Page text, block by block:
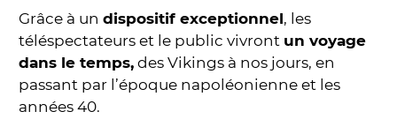
Grâce à un dispositif exceptionnel, les
téléspectateurs et le public vivront un voyage
dans le temps, des Vikings à nos jours, en
passant par l’époque napoléonienne et les
années 40.